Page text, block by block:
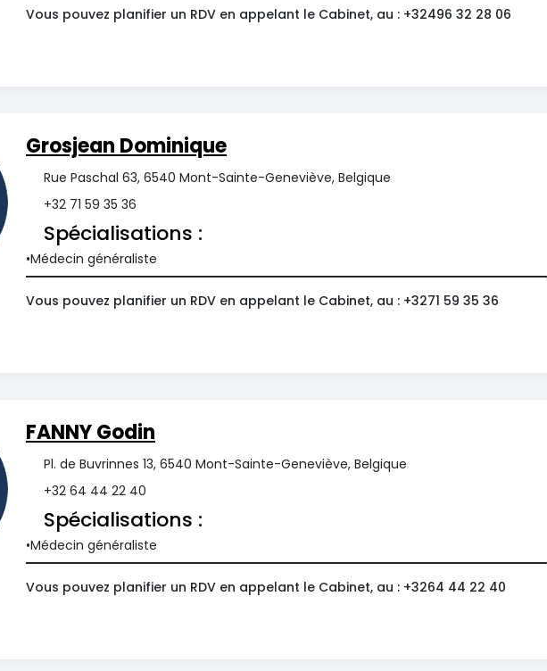
Vous pouvez planifier un RDV en appelant le Cabinet, au : +32496 32 28 06
Grosjean Dominique
Rue Paschal 63, 6540 Mont-Sainte-Geneviève, Belgique
+32 71 59 35 36
Spécialisations :
Médecin généraliste
Vous pouvez planifier un RDV en appelant le Cabinet, au : +3271 59 35 36
FANNY Godin
Pl. de Buvrinnes 13, 6540 Mont-Sainte-Geneviève, Belgique
+32 64 44 22 40
Spécialisations :
Médecin généraliste
Vous pouvez planifier un RDV en appelant le Cabinet, au : +3264 44 22 40